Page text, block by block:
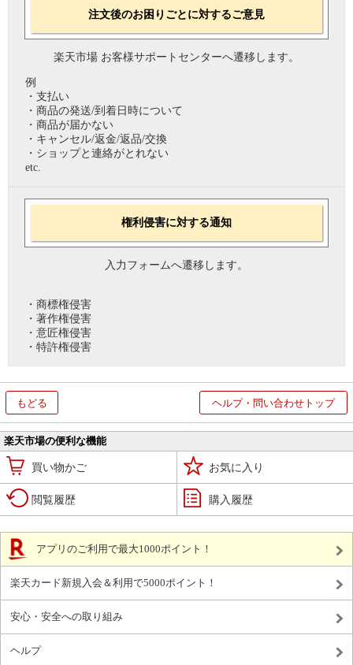
注文後のお困りごとに対するご意見
楽天市場 お客様サポートセンターへ遷移します。
例
・支払い
・商品の発送/到着日時について
・商品が届かない
・キャンセル/返金/返品/交換
・ショップと連絡がとれない
etc.
権利侵害に対する通知
入力フォームへ遷移します。
・商標権侵害
・著作権侵害
・意匠権侵害
・特許権侵害
もどる ヘルプ・問い合わせトップ
楽天市場の便利な機能
買い物かご お気に入り
閲覧履歴 購入履歴
アプリのご利用で最大1000ポイント！
楽天カード新規入会＆利用で5000ポイント！
安心・安全への取り組み
ヘルプ